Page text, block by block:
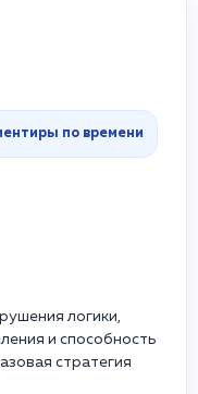
по времени
логики,
и способность
стратегия